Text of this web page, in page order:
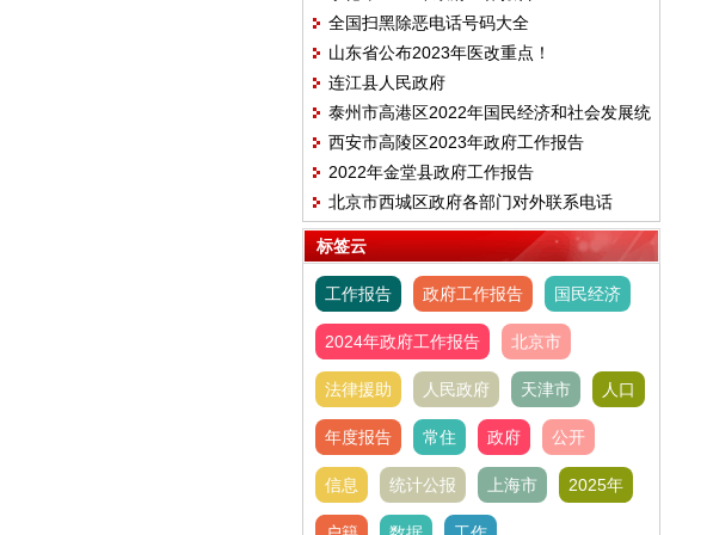
全国扫黑除恶电话号码大全
山东省公布2023年医改重点！
连江县人民政府
泰州市高港区2022年国民经济和社会发展统
计公报
西安市高陵区2023年政府工作报告
2022年金堂县政府工作报告
北京市西城区政府各部门对外联系电话
标签云
工作报告 政府工作报告 国民经济
2024年政府工作报告 北京市
法律援助 人民政府 天津市 人口
年度报告 常住 政府 公开
信息 统计公报 上海市 2025年